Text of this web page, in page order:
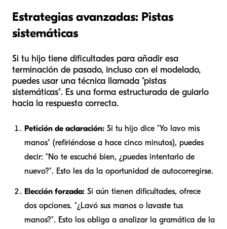
Estrategias avanzadas: Pistas
sistemáticas
Si tu hijo tiene dificultades para añadir esa
terminación de pasado, incluso con el modelado,
puedes usar una técnica llamada "pistas
sistemáticas". Es una forma estructurada de guiarlo
hacia la respuesta correcta.
Petición de aclaración: Si tu hijo dice "Yo lavo mis
manos" (refiriéndose a hace cinco minutos), puedes
decir: "No te escuché bien, ¿puedes intentarlo de
nuevo?". Esto les da la oportunidad de autocorregirse.
Elección forzada: Si aún tienen dificultades, ofrece
dos opciones. "¿ Lavó sus manos o lavaste tus
manos?". Esto los obliga a analizar la gramática de la